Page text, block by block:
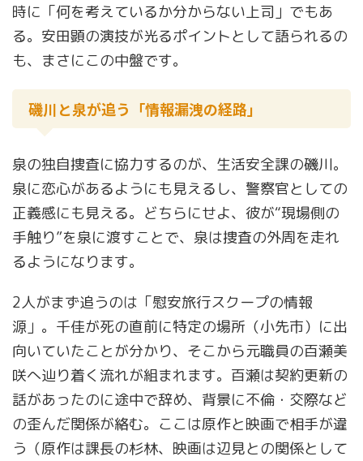
時に「何を考えているか分からない上司」でもあ
る。安田顕の演技が光るポイントとして語られるの
も、まさにこの中盤です。
磯川と泉が追う「情報漏洩の経路」
泉の独自捜査に協力するのが、生活安全課の磯川。
泉に恋心があるようにも見えるし、警察官としての
正義感にも見える。どちらにせよ、彼が“現場側の
手触り”を泉に渡すことで、泉は捜査の外周を走れ
るようになります。
2人がまず追うのは「慰安旅行スクープの情報
源」。千佳が死の直前に特定の場所（小先市）に出
向いていたことが分かり、そこから元職員の百瀬美
咲へ辿り着く流れが組まれます。百瀬は契約更新の
話があったのに途中で辞め、背景に不倫・交際など
の歪んだ関係が絡む。ここは原作と映画で相手が違
う（原作は課長の杉林、映画は辺見との関係として